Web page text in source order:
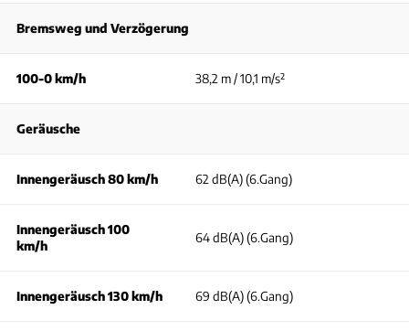
Bremsweg und Verzögerung
100-0 km/h 38,2 m / 10,1 m/s²
Geräusche
Innengeräusch 80 km/h 62 dB(A) (6.Gang)
Innengeräusch 100
km/h
64 dB(A) (6.Gang)
Innengeräusch 130 km/h 69 dB(A) (6.Gang)